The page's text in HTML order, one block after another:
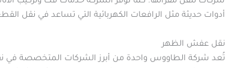
أدوات حديثة مثل الرافعات الكهربائية التي تساعد في نقل
نقل عفش الظهر
تُعد شركة الطاووس واحدة من أبرز الشركات المتخصصة في